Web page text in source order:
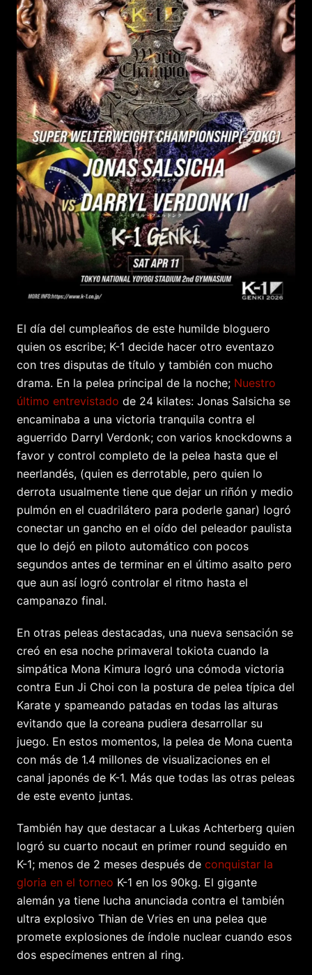
El día del cumpleaños de este humilde bloguero
quien os escribe; K-1 decide hacer otro eventazo
con tres disputas de título y también con mucho
drama. En la pelea principal de la noche; Nuestro
último entrevistado de 24 kilates: Jonas Salsicha se
encaminaba a una victoria tranquila contra el
aguerrido Darryl Verdonk; con varios knockdowns a
favor y control completo de la pelea hasta que el
neerlandés, (quien es derrotable, pero quien lo
derrota usualmente tiene que dejar un riñón y medio
pulmón en el cuadrilátero para poderle ganar) logró
conectar un gancho en el oído del peleador paulista
que lo dejó en piloto automático con pocos
segundos antes de terminar en el último asalto pero
que aun así logró controlar el ritmo hasta el
campanazo final.
En otras peleas destacadas, una nueva sensación se
creó en esa noche primaveral tokiota cuando la
simpática Mona Kimura logró una cómoda victoria
contra Eun Ji Choi con la postura de pelea típica del
Karate y spameando patadas en todas las alturas
evitando que la coreana pudiera desarrollar su
juego. En estos momentos, la pelea de Mona cuenta
con más de 1.4 millones de visualizaciones en el
canal japonés de K-1. Más que todas las otras peleas
de este evento juntas.
También hay que destacar a Lukas Achterberg quien
logró su cuarto nocaut en primer round seguido en
K-1; menos de 2 meses después de conquistar la
gloria en el torneo K-1 en los 90kg. El gigante
alemán ya tiene lucha anunciada contra el también
ultra explosivo Thian de Vries en una pelea que
promete explosiones de índole nuclear cuando esos
dos especímenes entren al ring.